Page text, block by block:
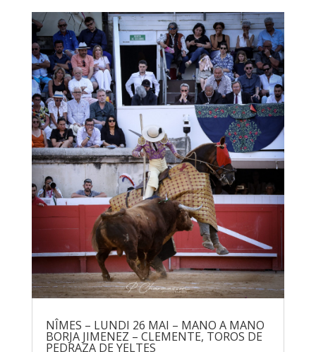
NÎMES – LUNDI 26 MAI – MANO A MANO
BORJA JIMENEZ – CLEMENTE, TOROS DE
PEDRAZA DE YELTES